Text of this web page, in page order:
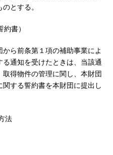
とする。
書）
ら前条第１項の補助事業によ
通知を受けたときは、当該通
得物件の管理に関し、本財団
する誓約書を本財団に提出し
法